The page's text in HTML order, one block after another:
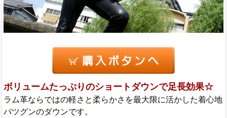
ボリュームたっぷりのショートダウンで足長効果☆
ラム革ならではの軽さと柔らかさを最大限に活かした着心地
バツグンのダウンです。